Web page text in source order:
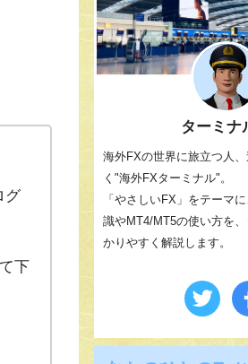
グ
下
ターミナ
海外FXの世界に旅立つ人
く"海外FXターミナル"。
「やさしいFX」をテーマ
識やMT4/MT5の使い方を
かりやすく解説します。